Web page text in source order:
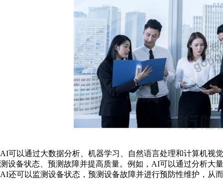
AI可以通过大数据分析、机器学习、自然语言处理和计算机视
测设备状态、预测故障并提高质量。例如，AI可以通过分析大
AI还可以监测设备状态，预测设备故障并进行预防性维护，从